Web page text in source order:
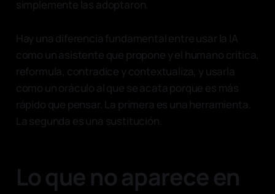
simplemente las adoptaron.
Hay una diferencia fundamental entre usar la IA
como un asistente que propone y el humano critica,
reformula, contradice y contextualiza, y usarla
como un oráculo al que se acata porque es más
rápido que pensar. La primera es una herramienta.
La segunda es una sustitución.
Lo que no aparece en